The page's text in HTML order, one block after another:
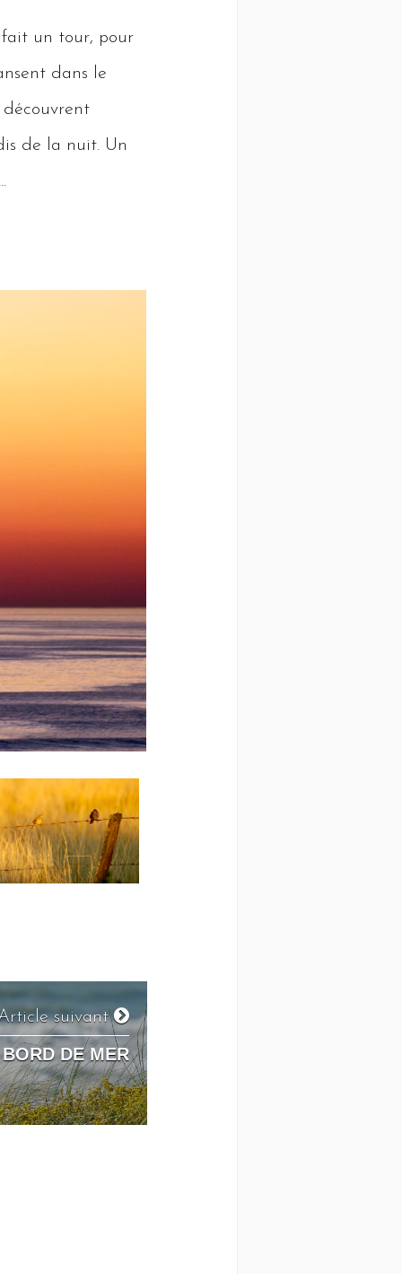
un tour, pour
dans le
de la nuit. Un
suivant
DE MER